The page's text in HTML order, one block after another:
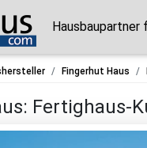
Hausbaupartner
Fingerhut Haus
Fertighaus-